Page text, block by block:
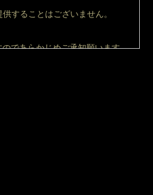
することはございません。
であらかじめご承知願います。
合は、個人情報を開示・訂正ま